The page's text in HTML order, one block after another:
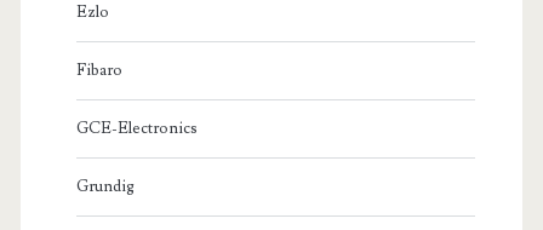
Ezlo
Fibaro
GCE-Electronics
Grundig